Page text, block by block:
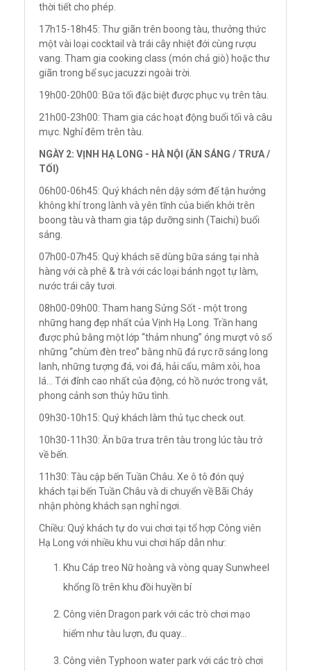
thời tiết cho phép.
17h15-18h45: Thư giãn trên boong tàu, thưởng thức
một vài loại cocktail và trái cây nhiệt đới cùng rượu
vang. Tham gia cooking class (món chả giò) hoặc thư
giãn trong bể sục jacuzzi ngoài trời.
19h00-20h00: Bữa tối đặc biệt được phục vụ trên tàu.
21h00-23h00: Tham gia các hoạt động buổi tối và câu
mực. Nghỉ đêm trên tàu.
NGÀY 2: VỊNH HẠ LONG - HÀ NỘI (ĂN SÁNG / TRƯA /
TỐI)
06h00-06h45: Quý khách nên dậy sớm để tận hưởng
không khí trong lành và yên tĩnh của biển khởi trên
boong tàu và tham gia tập dưỡng sinh (Taichi) buổi
sáng.
07h00-07h45: Quý khách sẽ dùng bữa sáng tại nhà
hàng với cà phê & trà với các loại bánh ngọt tự làm,
nước trái cây tươi.
08h00-09h00: Tham hang Sửng Sốt - một trong
những hang đẹp nhất của Vịnh Hạ Long. Trần hang
được phủ bằng một lớp “thảm nhung” óng mượt vô số
những “chùm đèn treo” bằng nhũ đá rực rỡ sáng long
lanh, những tượng đá, voi đá, hải cẩu, mâm xôi, hoa
lá… Tới đỉnh cao nhất của động, có hồ nước trong vắt,
phong cảnh sơn thủy hữu tình.
09h30-10h15: Quý khách làm thủ tục check out.
10h30-11h30: Ăn bữa trưa trên tàu trong lúc tàu trở
về bến.
11h30: Tàu cập bến Tuần Châu. Xe ô tô đón quý
khách tại bến Tuần Châu và di chuyển về Bãi Cháy
nhận phòng khách sạn nghỉ ngơi.
Chiều: Quý khách tự do vui chơi tại tổ hợp Công viên
Hạ Long với nhiều khu vui chơi hấp dẫn như:
Khu Cáp treo Nữ hoàng và vòng quay Sunwheel
khổng lồ trên khu đồi huyền bí
Công viên Dragon park với các trò chơi mạo
hiểm như tàu lượn, đu quay...
Công viên Typhoon water park với các trò chơi